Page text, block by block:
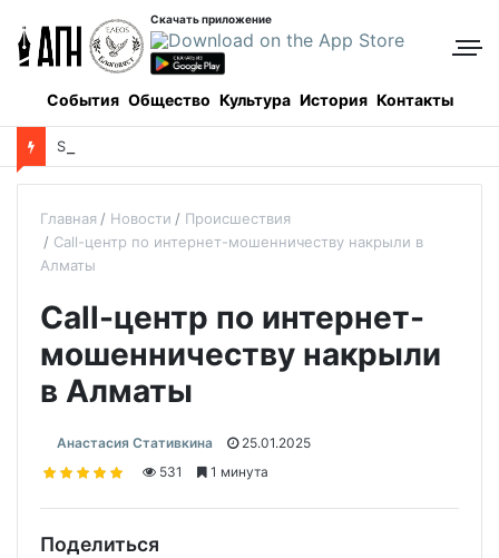
Скачать приложение
События Общество Культура История Контакты
Главная Новости
Происшествия
Call-центр по интернет-мошенничеству накрыли в
Алматы
Call-центр по интернет-
мошенничеству накрыли
в Алматы
Анастасия Стативкина
25.01.2025
531
1 минута
Поделиться